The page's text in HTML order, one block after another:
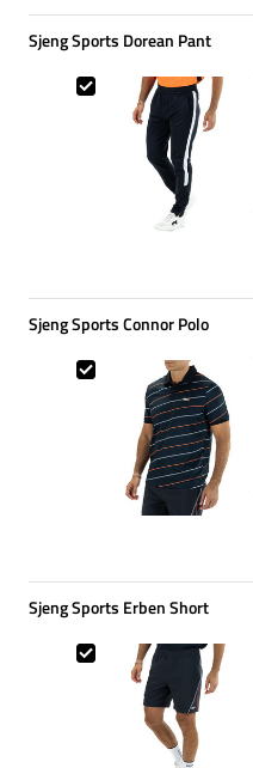
Sjeng Sports Dorean Pant
Sjeng Sports Dorean Pant
Sjeng Sports Connor Polo
Sjeng Sports Connor Polo
Sjeng Sports Erben Short
Sjeng Sports Erben Short